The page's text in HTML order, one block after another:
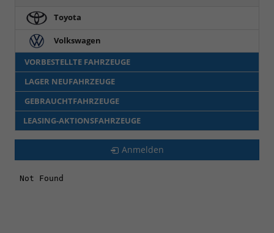
Toyota
Volkswagen
VORBESTELLTE FAHRZEUGE
LAGER NEUFAHRZEUGE
GEBRAUCHTFAHRZEUGE
LEASING-AKTIONSFAHRZEUGE
Anmelden